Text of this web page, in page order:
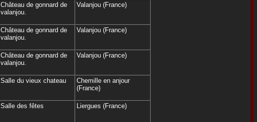
Château de gonnard de
valanjou.
Valanjou (France)
Château de gonnard de
valanjou.
Valanjou (France)
Château de gonnard de
valanjou.
Valanjou (France)
Salle du vieux chateau
Chemille en anjour
(France)
Salle des fêtes Liergues (France)